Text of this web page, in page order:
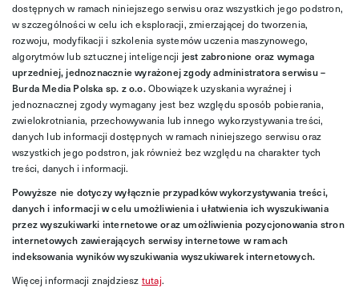
dostępnych w ramach niniejszego serwisu oraz wszystkich jego podstron,
w szczególności w celu ich eksploracji, zmierzającej do tworzenia,
rozwoju, modyfikacji i szkolenia systemów uczenia maszynowego,
algorytmów lub sztucznej inteligencji jest zabronione oraz wymaga
uprzedniej, jednoznacznie wyrażonej zgody administratora serwisu –
Burda Media Polska sp. z o.o.Obowiązek uzyskania wyraźnej i
jednoznacznej zgody wymagany jest bez względu sposób pobierania,
zwielokrotniania, przechowywania lub innego wykorzystywania treści,
danych lub informacji dostępnych w ramach niniejszego serwisu oraz
wszystkich jego podstron, jak również bez względu na charakter tych
treści, danych i informacji.
Powyższe nie dotyczy wyłącznie przypadków wykorzystywania treści,
danych i informacji w celu umożliwienia i ułatwienia ich wyszukiwania
przez wyszukiwarki internetowe oraz umożliwienia pozycjonowania stron
internetowych zawierających serwisy internetowe w ramach
indeksowania wyników wyszukiwania wyszukiwarek internetowych.
Więcej informacji znajdziesz tutaj.